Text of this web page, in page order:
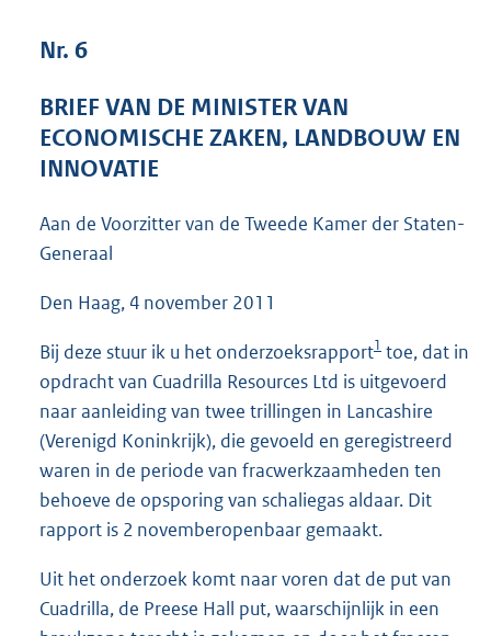
e
b
Nr. 6
BRIEF VAN DE MINISTER VAN
ECONOMISCHE ZAKEN, LANDBOUW EN
INNOVATIE
Aan de Voorzitter van de Tweede Kamer der Staten-
Generaal
Den Haag, 4 november 2011
Bij deze stuur ik u het onderzoeksrapport1 toe, dat in
opdracht van Cuadrilla Resources Ltd is uitgevoerd
naar aanleiding van twee trillingen in Lancashire
(Verenigd Koninkrijk), die gevoeld en geregistreerd
waren in de periode van fracwerkzaamheden ten
behoeve de opsporing van schaliegas aldaar. Dit
rapport is 2 novemberopenbaar gemaakt.
Uit het onderzoek komt naar voren dat de put van
Cuadrilla, de Preese Hall put, waarschijnlijk in een